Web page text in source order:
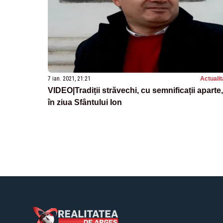
7 ian. 2021, 21:21
VIDEO|Tradiții străvechi, cu semnificații aparte,
în ziua Sfântului Ion